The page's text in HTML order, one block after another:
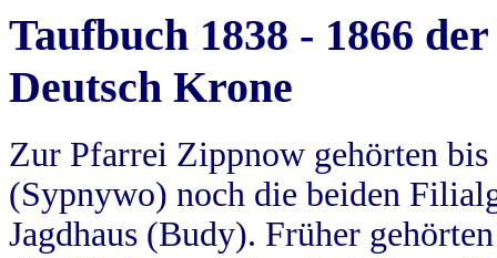
Taufbuch 1838 - 1866
Deutsch Krone
Zur Pfarrei Zippnow gehörten
(Sypnywo) noch die beiden
Jagdhaus (Budy). Früher